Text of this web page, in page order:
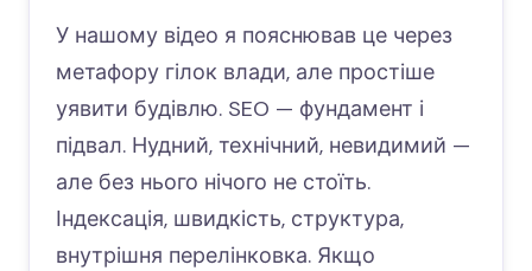
У нашому відео я пояснював це через
метафору гілок влади, але простіше
уявити будівлю. SEO — фундамент і
підвал. Нудний, технічний, невидимий —
але без нього нічого не стоїть.
Індексація, швидкість, структура,
внутрішня перелінковка. Якщо